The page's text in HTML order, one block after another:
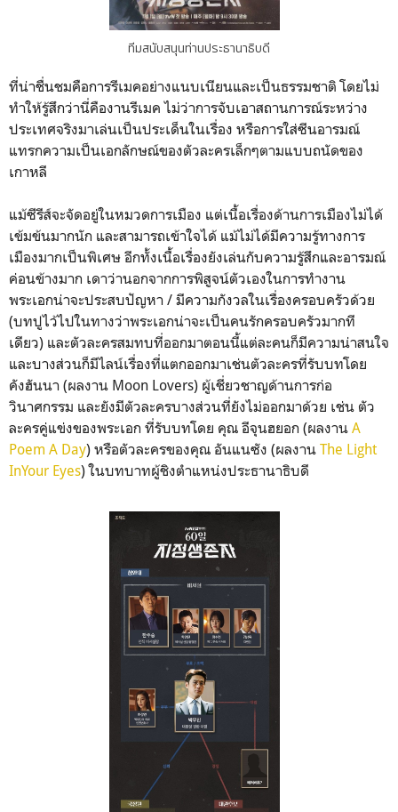
ทีมสนับสนุนท่านประธานาธิบดี
ที่น่าชื่นชมคือการรีเมคอย่างแนบเนียนและเป็นธรรมชาติ โดยไม่
ทำให้รู้สึกว่านี่คืองานรีเมค ไม่ว่าการจับเอาสถานการณ์ระหว่าง
ประเทศจริงมาเล่นเป็นประเด็นในเรื่อง หรือการใส่ซีนอารมณ์
แทรกความเป็นเอกลักษณ์ของตัวละครเล็กๆตามแบบถนัดของ
เกาหลี
แม้ซีรีส์จะจัดอยู่ในหมวดการเมือง แต่เนื้อเรื่องด้านการเมืองไม่ได้
เข้มข้นมากนัก และสามารถเข้าใจได้ แม้ไม่ได้มีความรู้ทางการ
เมืองมากเป็นพิเศษ อีกทั้งเนื้อเรื่องยังเล่นกับความรู้สึกและอารมณ์
ค่อนข้างมาก เดาว่านอกจากการพิสูจน์ตัวเองในการทำงาน
พระเอกน่าจะประสบปัญหา / มีความกังวลในเรื่องครอบครัวด้วย
(บทปูไว้ไปในทางว่าพระเอกน่าจะเป็นคนรักครอบครัวมากที
เดียว) และตัวละครสมทบที่ออกมาตอนนี้แต่ละคนก็มีความน่าสนใจ
และบางส่วนก็มีไลน์เรื่องที่แตกออกมาเช่นตัวละครที่รับบทโดย
คังฮันนา (ผลงาน Moon Lovers) ผู้เชี่ยวชาญด้านการก่อ
วินาศกรรม และยังมีตัวละครบางส่วนที่ยังไม่ออกมาด้วย เช่น ตัว
ละครคู่แข่งของพระเอก ที่รับบทโดย คุณ อีจุนฮยอก (ผลงาน A
Poem A Day) หรือตัวละครของคุณ อันแนซัง (ผลงาน The Light
InYour Eyes) ในบทบาทผู้ชิงตำแหน่งประธานาธิบดี